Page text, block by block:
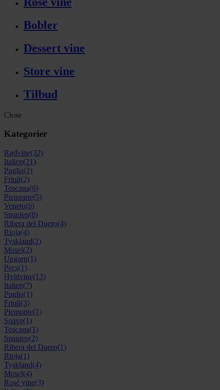
Bobler
Dessert vine
Store vine
Tilbud
Close
Kategorier
Rødvine(32)
Italien(21)
Puglia(2)
Friuli(2)
Toscana(6)
Piemonte(5)
Veneto(6)
Spanien(8)
Ribera del Duero(4)
Rioja(4)
Tyskland(2)
Mosel(2)
Ungarn(1)
Pecs(1)
Hvidvine(13)
Italien(7)
Puglia(1)
Friuli(3)
Piemonte(1)
Soave(1)
Toscana(1)
Spanien(2)
Ribera del Duero(1)
Rioja(1)
Tyskland(4)
Mosel(4)
Rosé vine(3)